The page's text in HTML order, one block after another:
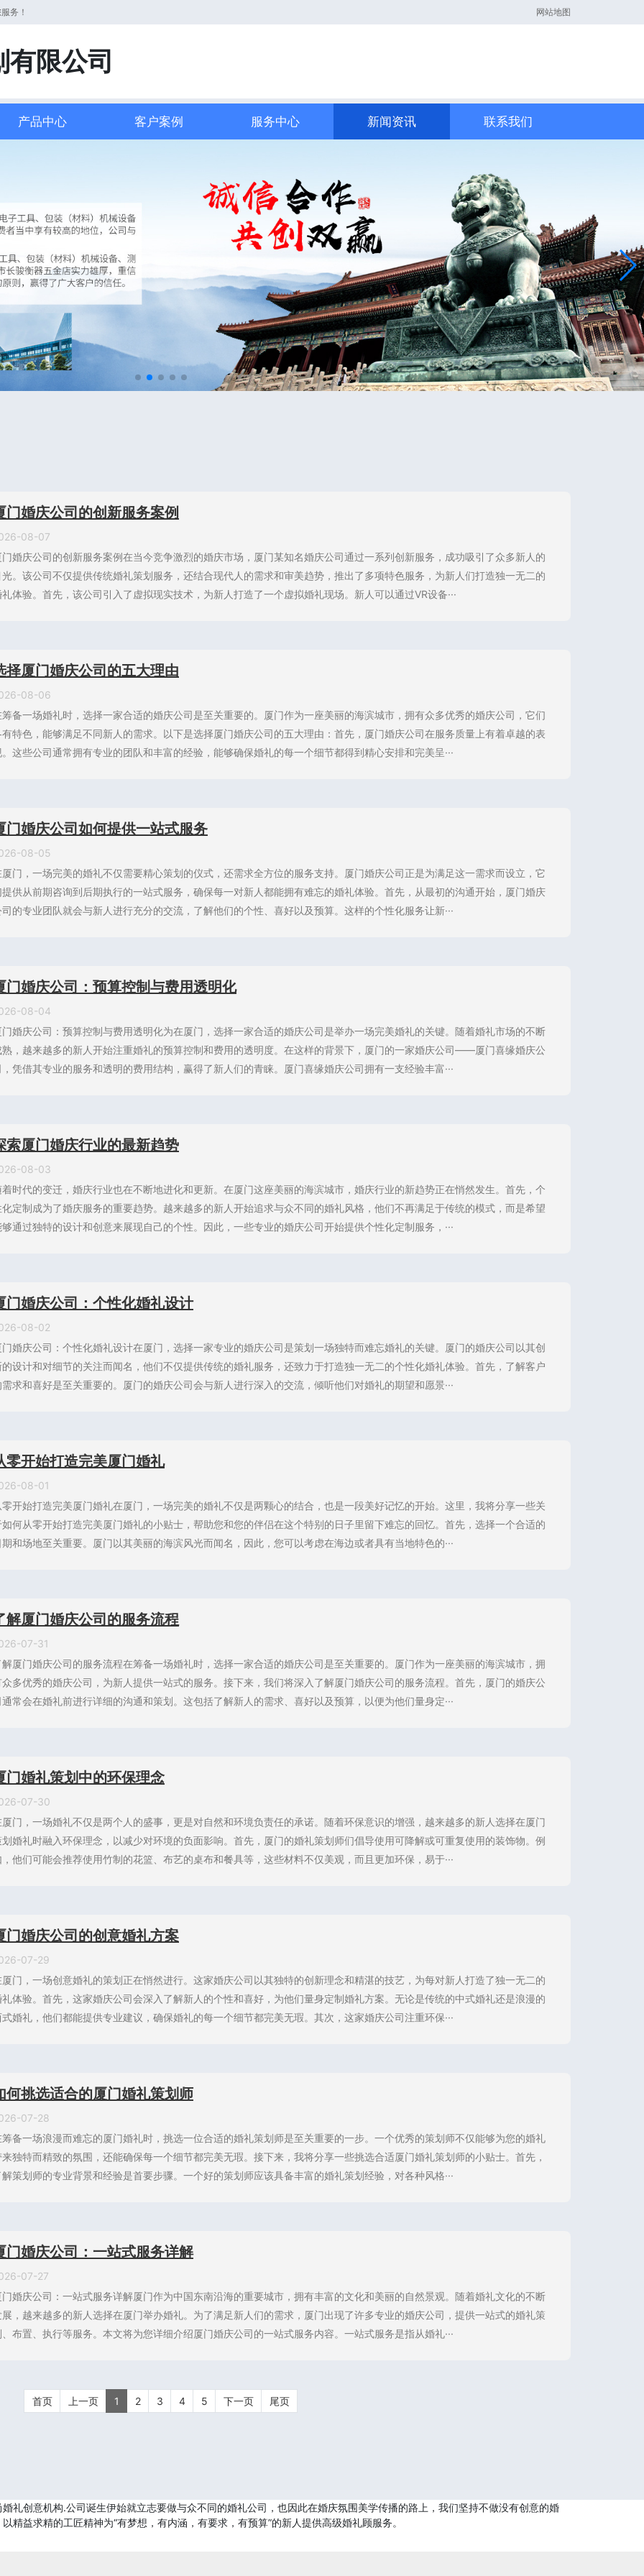
务！ 网站地图
限公司
产品中心 客户案例 服务中心 新闻资讯 联系我们
门婚庆公司的创新服务案例
08-07
门婚庆公司的创新服务案例在当今竞争激烈的婚庆市场，厦门某知名婚庆公司通过一系列创新服务，成功吸引了众多新人的
光。该公司不仅提供传统婚礼策划服务，还结合现代人的需求和审美趋势，推出了多项特色服务，为新人们打造独一无二的
体验。首先，该公司引入了虚拟现实技术，为新人打造了一个虚拟婚礼现场。新人可以通过VR设备···
择厦门婚庆公司的五大理由
08-06
筹备一场婚礼时，选择一家合适的婚庆公司是至关重要的。厦门作为一座美丽的海滨城市，拥有众多优秀的婚庆公司，它们
有特色，能够满足不同新人的需求。以下是选择厦门婚庆公司的五大理由：首先，厦门婚庆公司在服务质量上有着卓越的表
这些公司通常拥有专业的团队和丰富的经验，能够确保婚礼的每一个细节都得到精心安排和完美呈···
门婚庆公司如何提供一站式服务
08-05
厦门，一场完美的婚礼不仅需要精心策划的仪式，还需求全方位的服务支持。厦门婚庆公司正是为满足这一需求而设立，它
提供从前期咨询到后期执行的一站式服务，确保每一对新人都能拥有难忘的婚礼体验。首先，从最初的沟通开始，厦门婚庆
的专业团队就会与新人进行充分的交流，了解他们的个性、喜好以及预算。这样的个性化服务让新···
门婚庆公司：预算控制与费用透明化
08-04
门婚庆公司：预算控制与费用透明化为在厦门，选择一家合适的婚庆公司是举办一场完美婚礼的关键。随着婚礼市场的不断
熟，越来越多的新人开始注重婚礼的预算控制和费用的透明度。在这样的背景下，厦门的一家婚庆公司——厦门喜缘婚庆公
凭借其专业的服务和透明的费用结构，赢得了新人们的青睐。厦门喜缘婚庆公司拥有一支经验丰富···
索厦门婚庆行业的最新趋势
08-03
着时代的变迁，婚庆行业也在不断地进化和更新。在厦门这座美丽的海滨城市，婚庆行业的新趋势正在悄然发生。首先，个
化定制成为了婚庆服务的重要趋势。越来越多的新人开始追求与众不同的婚礼风格，他们不再满足于传统的模式，而是希望
通过独特的设计和创意来展现自己的个性。因此，一些专业的婚庆公司开始提供个性化定制服务，···
门婚庆公司：个性化婚礼设计
08-02
门婚庆公司：个性化婚礼设计在厦门，选择一家专业的婚庆公司是策划一场独特而难忘婚礼的关键。厦门的婚庆公司以其创
的设计和对细节的关注而闻名，他们不仅提供传统的婚礼服务，还致力于打造独一无二的个性化婚礼体验。首先，了解客户
求和喜好是至关重要的。厦门的婚庆公司会与新人进行深入的交流，倾听他们对婚礼的期望和愿景···
零开始打造完美厦门婚礼
08-01
零开始打造完美厦门婚礼在厦门，一场完美的婚礼不仅是两颗心的结合，也是一段美好记忆的开始。这里，我将分享一些关
如何从零开始打造完美厦门婚礼的小贴士，帮助您和您的伴侣在这个特别的日子里留下难忘的回忆。首先，选择一个合适的
和场地至关重要。厦门以其美丽的海滨风光而闻名，因此，您可以考虑在海边或者具有当地特色的···
解厦门婚庆公司的服务流程
07-31
解厦门婚庆公司的服务流程在筹备一场婚礼时，选择一家合适的婚庆公司是至关重要的。厦门作为一座美丽的海滨城市，拥
众多优秀的婚庆公司，为新人提供一站式的服务。接下来，我们将深入了解厦门婚庆公司的服务流程。首先，厦门的婚庆公
常会在婚礼前进行详细的沟通和策划。这包括了解新人的需求、喜好以及预算，以便为他们量身定···
门婚礼策划中的环保理念
07-30
厦门，一场婚礼不仅是两个人的盛事，更是对自然和环境负责任的承诺。随着环保意识的增强，越来越多的新人选择在厦门
划婚礼时融入环保理念，以减少对环境的负面影响。首先，厦门的婚礼策划师们倡导使用可降解或可重复使用的装饰物。例
他们可能会推荐使用竹制的花篮、布艺的桌布和餐具等，这些材料不仅美观，而且更加环保，易于···
门婚庆公司的创意婚礼方案
07-29
厦门，一场创意婚礼的策划正在悄然进行。这家婚庆公司以其独特的创新理念和精湛的技艺，为每对新人打造了独一无二的
礼体验。首先，这家婚庆公司会深入了解新人的个性和喜好，为他们量身定制婚礼方案。无论是传统的中式婚礼还是浪漫的
婚礼，他们都能提供专业建议，确保婚礼的每一个细节都完美无瑕。其次，这家婚庆公司注重环保···
何挑选适合的厦门婚礼策划师
07-28
筹备一场浪漫而难忘的厦门婚礼时，挑选一位合适的婚礼策划师是至关重要的一步。一个优秀的策划师不仅能够为您的婚礼
来独特而精致的氛围，还能确保每一个细节都完美无瑕。接下来，我将分享一些挑选合适厦门婚礼策划师的小贴士。首先，
策划师的专业背景和经验是首要步骤。一个好的策划师应该具备丰富的婚礼策划经验，对各种风格···
门婚庆公司：一站式服务详解
07-27
门婚庆公司：一站式服务详解厦门作为中国东南沿海的重要城市，拥有丰富的文化和美丽的自然景观。随着婚礼文化的不断
展，越来越多的新人选择在厦门举办婚礼。为了满足新人们的需求，厦门出现了许多专业的婚庆公司，提供一站式的婚礼策
布置、执行等服务。本文将为您详细介绍厦门婚庆公司的一站式服务内容。一站式服务是指从婚礼···
首页 上一页 1 2 3 4 5 下一页 尾页
礼创意机构.公司诞生伊始就立志要做与众不同的婚礼公司，也因此在婚庆氛围美学传播的路上，我们坚持不做没有创意的婚
精益求精的工匠精神为“有梦想，有内涵，有要求，有预算”的新人提供高级婚礼顾服务。